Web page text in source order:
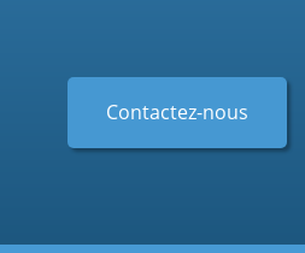
Contactez-nous